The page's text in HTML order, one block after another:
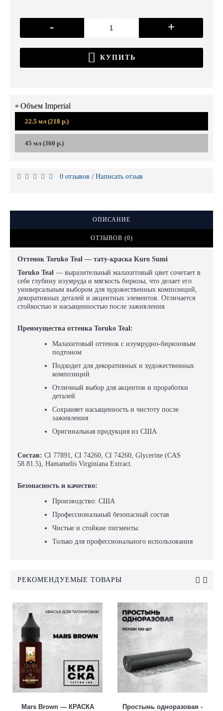
- +
КУПИТЬ
Объем Imperial
22.5 мл (218 р.)
45 мл (360 р.)
0 отзывов / Написать отзыв
ОПИСАНИЕ
ОТЗЫВОВ (0)
Оттенок Toruko Teal — тату-краска Kuro Sumi
Toruko Teal — выразительный малахитовый цвет сочетает в
себе глубину изумруда и мягкость бирюзы, что делает его
универсальным выбором для художественных композиций,
декоративных деталей и акцентных элементов. Отличается
стойкостью и насыщенностью после заживления.
Преимущества оттенка Toruko Teal:
Малахитовый оттенок с изумрудно-бирюзовым
подтоном
Подходит для декоративных и художественных
композиций
Отличный выбор для акцентов и проработки
деталей
Сохраняет насыщенность и чистоту после
заживления
Оригинальная продукция из США
Состав: CI 77891, CI 74260, CI 74260, Glycerine (CAS
58.81.5), Hamamelis Virginiana Extract.
Безопасность и качество:
Производство: США
Профессиональный безопасный состав
Чистые и стойкие пигменты
Только для профессионального использования
РЕКОМЕНДУЕМЫЕ ТОВАРЫ
Mars Brown — КРАСКА
Простынь одноразовая -